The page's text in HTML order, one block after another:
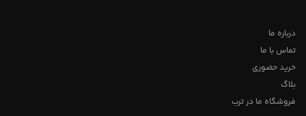
درباره ما
تماس با ما
خرید حضوری
بلاگ
فروشگاه ما در ترب